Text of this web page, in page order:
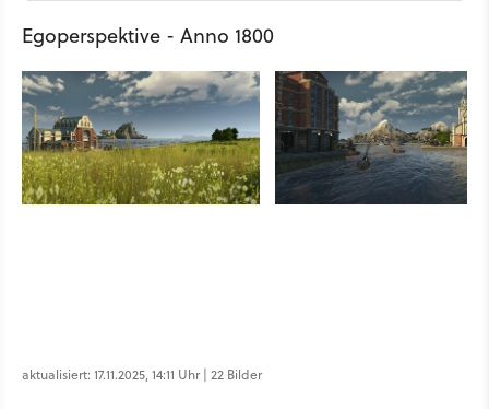
Egoperspektive - Anno 1800
aktualisiert: 17.11.2025, 14:11 Uhr | 22 Bilder